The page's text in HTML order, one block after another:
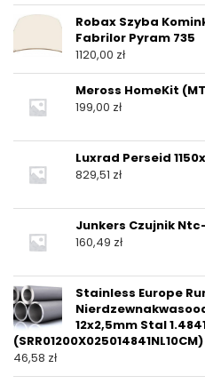
Robax Szyba
Fabrilor Pyram 735
1120,00 zł
Meross HomeKit
199,00 zł
Luxrad Perseid
829,51 zł
Junkers Czujnik
160,49 zł
Stainless Europe
12x2,5mm Stal
(SRR01200X025014841NL10CM)
46,58 zł